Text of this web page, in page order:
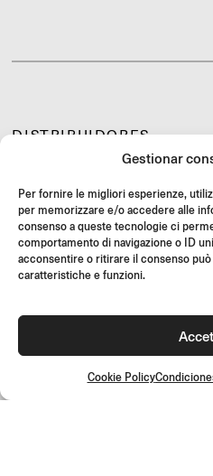
Gestionar
Per fornire le migliori esperienze,
per memorizzare e/o accedere alle
consenso a queste tecnologie ci
comportamento di navigazione o ID
acconsentire o ritirare il consenso
caratteristiche e funzioni.
Cookie Policy
DISTRIBUIDORES
SOPORTE Y FAQ
REVOLUCIONES
INSTRUCCIONES DE
GIFT CARD
OFERTAS LIMITADAS
¡Únete a la comunidad Rizoma y